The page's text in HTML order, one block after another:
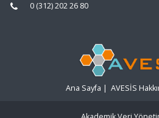
0 (312) 202 26 80
Ana Sayfa | AVESİS